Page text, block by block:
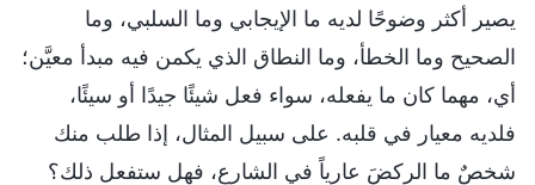
يصير أكثر وضوحًا لديه ما الإيجابي وما السلبي، وما
الصحيح وما الخطأ، وما النطاق الذي يكمن فيه مبدأ معيَّن؛
أي، مهما كان ما يفعله، سواء فعل شيئًا جيدًا أو سيئًا،
فلديه معيار في قلبه. على سبيل المثال، إذا طلب منك
شخصٌ ما الركضَ عارياً في الشارع، فهل ستفعل ذلك؟